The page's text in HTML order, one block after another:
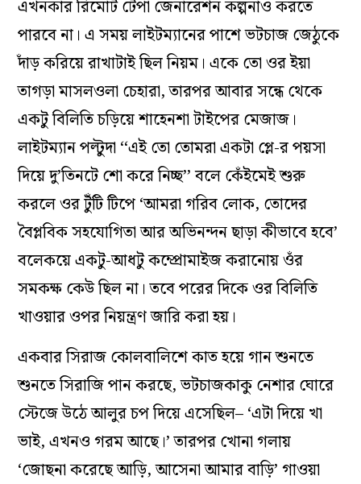
এখনকার রিমোট টেপা জেনারেশন কল্পনাও করতে
পারবে না। এ সময় লাইটম্যানের পাশে ভটচাজ জেঠুকে
দাঁড় করিয়ে রাখাটাই ছিল নিয়ম। একে তো ওর ইয়া
তাগড়া মাসলওলা চেহারা, তারপর আবার সন্ধে থেকে
একটু বিলিতি চড়িয়ে শাহেনশা টাইপের মেজাজ।
লাইটম্যান পল্টুদা ‘‘এই তো তোমরা একটা প্লে-র পয়সা
দিয়ে দু’তিনটে শো করে নিচ্ছ’’ বলে কেঁইমেই শুরু
করলে ওর টুঁটি টিপে ‘আমরা গরিব লোক, তোদের
বৈপ্লবিক সহযোগিতা আর অভিনন্দন ছাড়া কীভাবে হবে’
বলেকয়ে একটু-আধটু কম্প্রোমাইজ করানোয় ওঁর
সমকক্ষ কেউ ছিল না। তবে পরের দিকে ওর বিলিতি
খাওয়ার ওপর নিয়ন্ত্রণ জারি করা হয়।
একবার সিরাজ কোলবালিশে কাত হয়ে গান শুনতে
শুনতে সিরাজি পান করছে, ভটচাজকাকু নেশার ঘোরে
স্টেজে উঠে আলুর চপ দিয়ে এসেছিল– ‘এটা দিয়ে খা
ভাই, এখনও গরম আছে।’ তারপর খোনা গলায়
‘জোছনা করেছে আড়ি, আসেনা আমার বাড়ি’ গাওয়া